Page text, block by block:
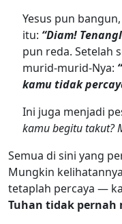
Yesus pun
itu: “Diam!
pun reda. Setelah
murid-murid-Nya:
kamu tidak
Ini juga menjadi
kamu begitu takut?
Semua di sini yang
Mungkin
tetaplah percaya —
Tuhan tidak pernah